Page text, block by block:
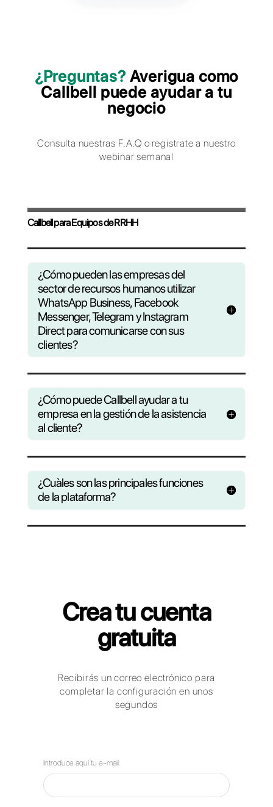
¿Preguntas?Averigua
Callbell puede ayudar a
negocio
Consulta nuestras F.A.Q o registrate a
webinar semanal
¿Cómo pueden las empresas del
WhatsApp Business, Facebook
Messenger, Telegram y Instagram